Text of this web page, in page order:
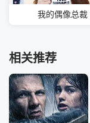
我的偶像总裁
相关推荐